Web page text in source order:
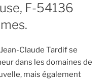
F-54136
Claude Tardif se
dans les domaines de
mais également